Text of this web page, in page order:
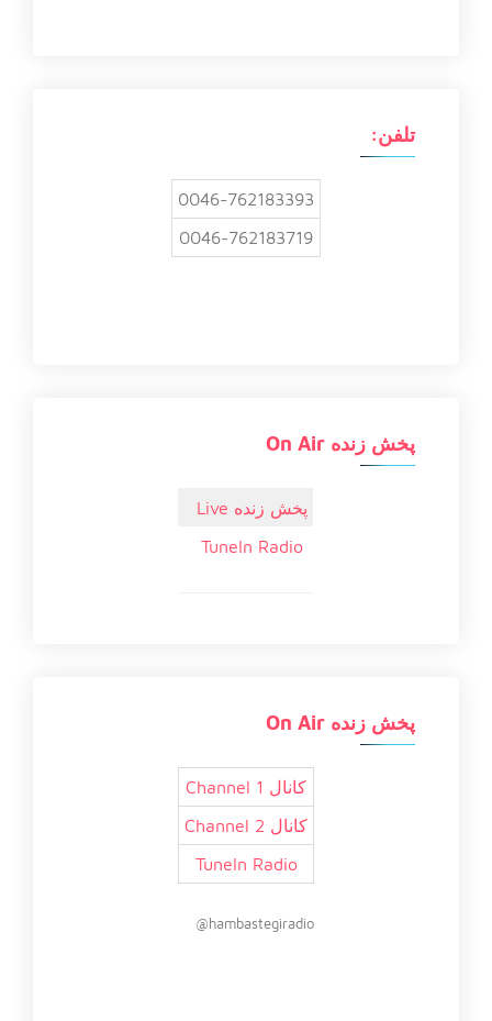
تلفن:
0046-762183393
0046-762183719
پخش زنده On Air
پخش زنده Live
TuneIn Radio
پخش زنده On Air
کانال 1 Channel
کانال 2 Channel
TuneIn Radio
hambastegiradio@